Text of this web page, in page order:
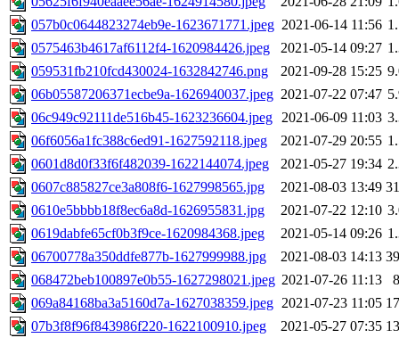
057b0c0644823274eb9e-1623671771.jpeg 2021-06-14 11:56
0575463b4617af6112f4-1620984426.jpeg
2021-05-14 09:27
059531fb210fcd430024-1632842746.png
2021-09-28 15:25
06b05587206371ecbe9a-1626940037.jpeg 2021-07-22 07:47
06c949c92111de516b45-1623236604.jpeg 2021-06-09 11:03
06f6056a1fc388c6ed91-1627592118.jpeg
2021-07-29 20:55
0601d8d0f33f6f482039-1622144074.jpeg
2021-05-27 19:34
0607c885827ce3a808f6-1627998565.jpg
2021-08-03 13:49
0610e5bbbb18f8ec6a8d-1626955831.jpg
2021-07-22 12:10
0619dabfe65cf0b3f9ce-1620984368.jpeg
2021-05-14 09:26
06700778a350ddfe877b-1627999988.jpg
2021-08-03 14:13
068472beb100897e0b55-1627298021.jpeg 2021-07-26 11:13
069a84168ba3a5160d7a-1627038359.jpeg 2021-07-23 11:05
07b3f8f96f843986f220-1622100910.jpeg
2021-05-27 07:35